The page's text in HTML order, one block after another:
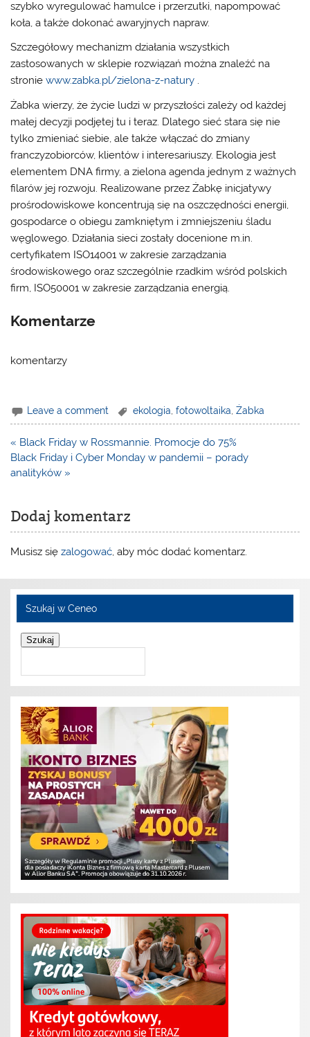
szybko wyregulować hamulce i przerzutki, napompować
koła, a także dokonać awaryjnych napraw.
Szczegółowy mechanizm działania wszystkich
zastosowanych w sklepie rozwiązań można znaleźć na
stroniewww.zabka.pl/zielona-z-natury .
Żabka wierzy, że życie ludzi w przyszłości zależy od każdej
małej decyzji podjętej tu i teraz. Dlatego sieć stara się nie
tylko zmieniać siebie, ale także włączać do zmiany
franczyzobiorców, klientów i interesariuszy. Ekologia jest
elementem DNA firmy, a zielona agenda jednym z ważnych
filarów jej rozwoju. Realizowane przez Żabkę inicjatywy
prośrodowiskowe koncentrują się na oszczędności energii,
gospodarce o obiegu zamkniętym i zmniejszeniu śladu
węglowego. Działania sieci zostały docenione m.in.
certyfikatem ISO14001 w zakresie zarządzania
środowiskowego oraz szczególnie rzadkim wśród polskich
firm, ISO50001 w zakresie zarządzania energią.
Komentarze
komentarzy
Leave a comment ekologia ,fotowoltaika ,Żabka
Nawigacja
wpisu
« Black Friday w Rossmannie. Promocje do 75%
Black Friday i Cyber Monday w pandemii – porady
analityków »
Dodaj komentarz
Musisz sięzalogować, aby móc dodać komentarz.
Szukaj w Ceneo
Szukaj